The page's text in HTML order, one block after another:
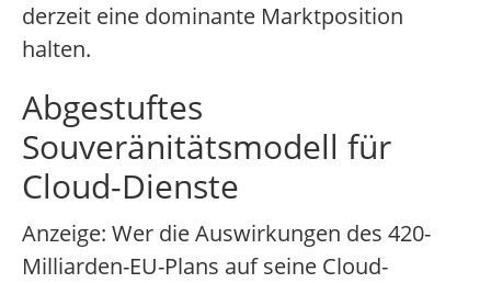
derzeit eine dominante Marktposition
halten.
Abgestuftes
Souveränitätsmodell für
Cloud-Dienste
Anzeige: Wer die Auswirkungen des 420-
Milliarden-EU-Plans auf seine Cloud-